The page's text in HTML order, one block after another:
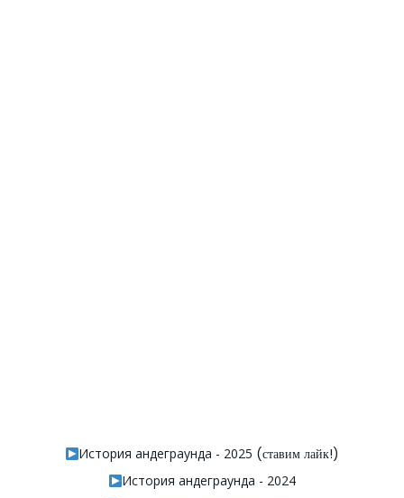
История андеграунда - 2025 (ставим лайк!)
История андеграунда - 2024